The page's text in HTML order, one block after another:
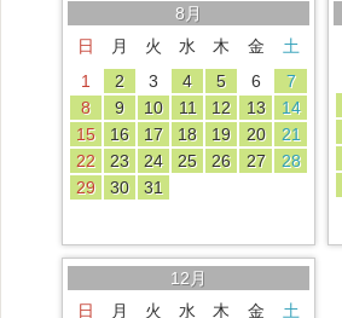
8月
日
月 火 水 木 金
土
1
2 3 4 5 6
7
8
9 10 11 12 13
14
15
16 17 18 19 20
21
22
23 24 25 26 27
28
29
30 31
12月
日
月 火 水 木 金
土